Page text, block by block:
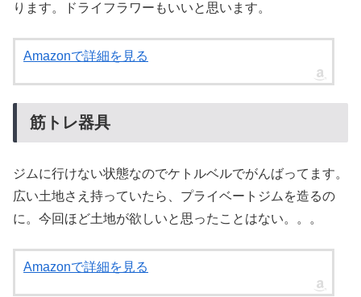
ります。ドライフラワーもいいと思います。
Amazonで詳細を見る
筋トレ器具
ジムに行けない状態なのでケトルベルでがんばってます。
広い土地さえ持っていたら、プライベートジムを造るの
に。今回ほど土地が欲しいと思ったことはない。。。
Amazonで詳細を見る